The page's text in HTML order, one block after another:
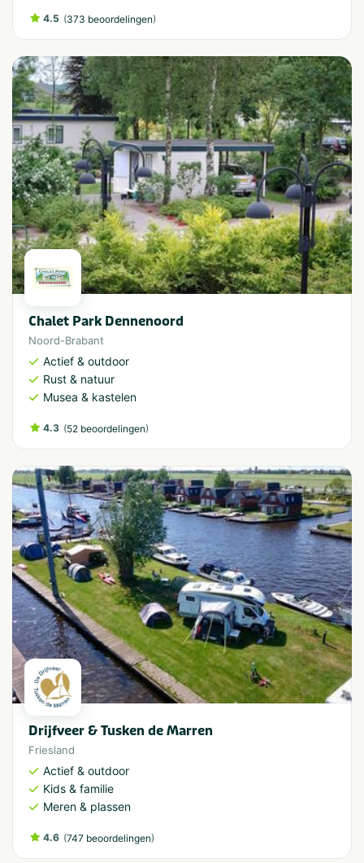
4.5 (373 beoordelingen)
Chalet Park Dennenoord
Noord-Brabant
Actief & outdoor
Rust & natuur
Musea & kastelen
4.3 (52 beoordelingen)
Drijfveer & Tusken de Marren
Friesland
Actief & outdoor
Kids & familie
Meren & plassen
4.6 (747 beoordelingen)